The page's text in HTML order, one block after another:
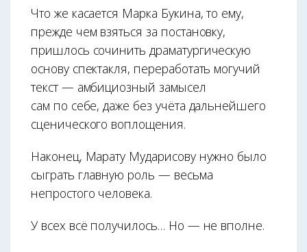
Что же касается Марка Букина, то ему,
прежде чем взяться за постановку,
пришлось сочинить драматургическую
основу спектакля, переработать могучий
текст — амбициозный замысел
сам по себе, даже без учёта дальнейшего
сценического воплощения.
Наконец, Марату Мударисову нужно было
сыграть главную роль — весьма
непростого человека.
У всех всё получилось… Но — не вполне.